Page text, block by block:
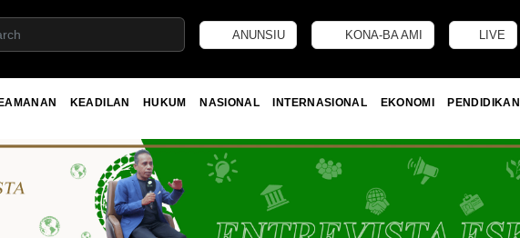
ANUNSIU KONA-BA AMI LIVE
KEADILAN HUKUM NASIONAL INTERNASIONAL EKONOMI PENDIDIKAN